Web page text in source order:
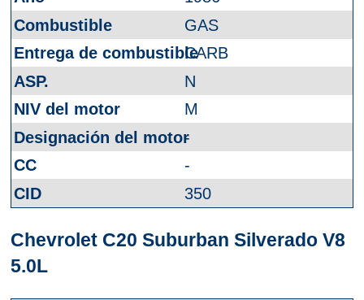
GAS
CARB
N
M
-
-
350
Chevrolet C20 Suburban Silverado V8
5.0L